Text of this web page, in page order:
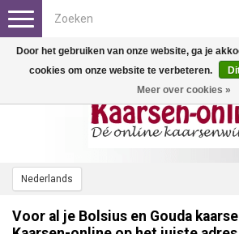
Nederlands
Toggle
navigation
Voor al je Bolsius en Gouda
Door het gebruiken van onze website, ga je
cookies om onze website te verbeteren.
Meer over cookies »